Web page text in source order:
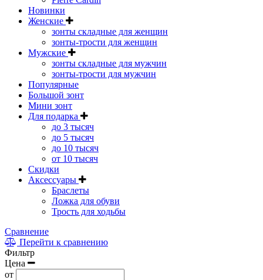
Новинки
Женские
зонты складные для женщин
зонты-трости для женщин
Мужские
зонты складные для мужчин
зонты-трости для мужчин
Популярные
Большой зонт
Мини зонт
Для подарка
до 3 тысяч
до 5 тысяч
до 10 тысяч
от 10 тысяч
Скидки
Аксессуары
Браслеты
Ложка для обуви
Трость для ходьбы
Сравнение
Перейти к сравнению
Фильтр
Цена
от